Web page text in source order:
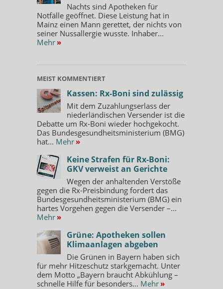
Nachts sind Apotheken für
Notfälle geöffnet. Diese Leistung hat in
Mainz einen Mann gerettet, der nichts von
seiner Nussallergie wusste. Inhaber...
Mehr »
MEIST KOMMENTIERT
Kassen: Rx-Boni sind zulässig
Mit dem Zuzahlungserlass der
niederländischen Versender ist die
Debatte um Rx-Boni wieder hochgekocht.
Das Bundesgesundheitsministerium (BMG)
hat... Mehr »
Keine Strafen für Rx-Boni:
GKV verweist an Gerichte
Wegen der anhaltenden Verstöße
gegen die Rx-Preisbindung fordert das
Bundesgesundheitsministerium (BMG) ein
hartes Vorgehen gegen die Versender –...
Mehr »
Grüne: Apotheken sollen
Klimaanlagen abgeben
Die Grünen in Bayern haben sich
für mehr Hitzeschutz starkgemacht. Unter
dem Motto „Bayern braucht Abkühlung –
schnelle Hilfe für besonders... Mehr »